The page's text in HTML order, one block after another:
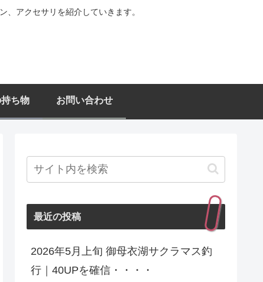
アクセサリを紹介していきます。
ち物 お問い合わせ
最近の投稿
2026年5月上旬 御母衣湖サクラマス釣
行｜40UPを確信・・・・